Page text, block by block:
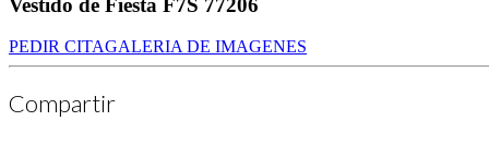
PEDIR CITAGALERIA DE IMAGENES
Compartir